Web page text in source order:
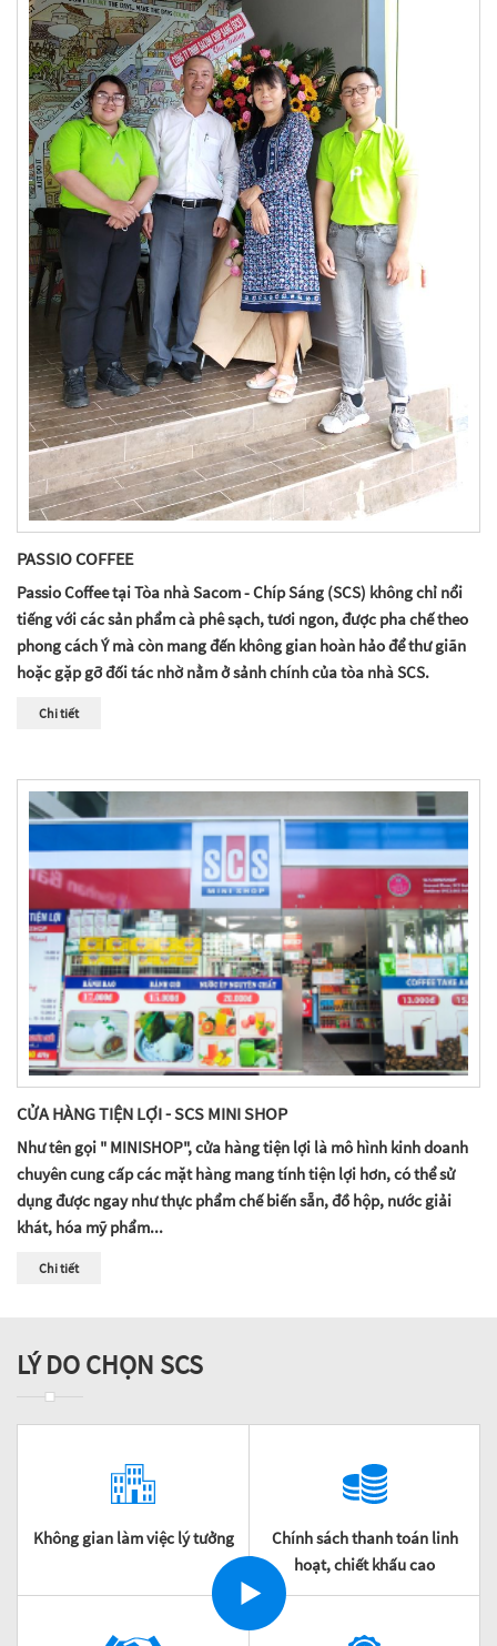
PASSIO COFFEE
Passio Coffee tại Tòa nhà Sacom - Chíp Sáng (SCS) không chỉ nổi
tiếng với các sản phẩm cà phê sạch, tươi ngon, được pha chế theo
phong cách Ý mà còn mang đến không gian hoàn hảo để thư giãn
hoặc gặp gỡ đối tác nhờ nằm ở sảnh chính của tòa nhà SCS.
Chi tiết
CỬA HÀNG TIỆN LỢI - SCS MINI SHOP
Như tên gọi " MINISHOP", cửa hàng tiện lợi là mô hình kinh doanh
chuyên cung cấp các mặt hàng mang tính tiện lợi hơn, có thể sử
dụng được ngay như thực phẩm chế biến sẵn, đồ hộp, nước giải
khát, hóa mỹ phẩm...
Chi tiết
LÝ DO CHỌN SCS
Không gian làm việc lý tưởng
Chính sách thanh toán linh
hoạt, chiết khấu cao